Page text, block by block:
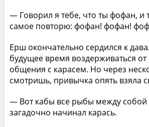
— Говорил я тебе, что ты фофан, и
самое повторю: фофан! фофан!
Ерш окончательно сердился к
будущее время воздерживаться от
общения с карасем. Но через
смотришь, привычка опять взяла
— Вот кабы все рыбы между
загадочно начинал карась.